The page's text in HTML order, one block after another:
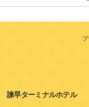
諫早ターミナルホテル